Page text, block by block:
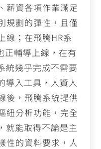
薪資各項作業滿足
規劃的彈性，且僅
線；在飛騰HR系
正輔導上線，在有
統幾乎完成不需要
導入工具，人資人
後，飛騰系統提供
紐分析功能，完全
就能取得不論是主
性的資料要求，人